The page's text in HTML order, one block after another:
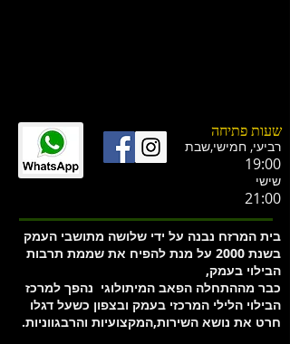
שעות פתיחה
רביעי, חמישי,שבת
19:00
שישי
21:00
בית המרזח נבנה על ידי שלושה מתושבי העמק
בשנת 2000 על מנת להפיח את שממת תרבות
הבילוי בעמק,
כבר מההתחלה הפאב המיתולוגי נהפך למרכז
הבילוי הלילי המרכזי בעמק ובצפון כשעל דגלו
חרט את נושא השירות,המקצועיות והרבגווניות.